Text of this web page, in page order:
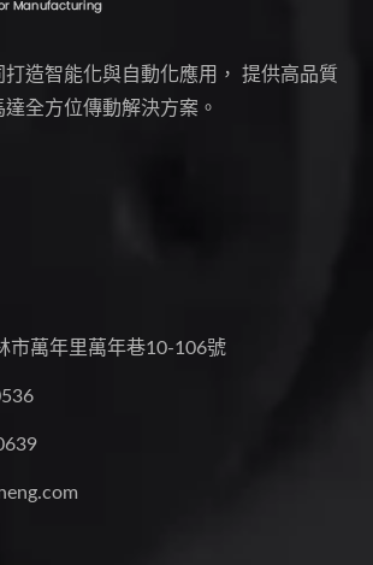
造智能化與自動化應用， 提供高品質
全方位傳動解決方案。
市萬年里萬年巷10-106號